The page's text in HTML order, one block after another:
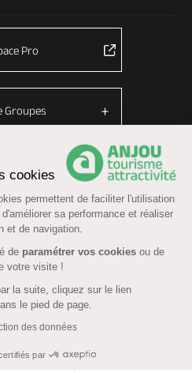
cookies
permettent de faciliter l'utilisation
d'améliorer sa performance et réaliser
et de navigation.
de paramétrer vos cookies ou de
votre visite !
la suite, cliquez sur le lien
le pied de page.
des données
par
Pro
Groupes
du site-Fonctionnement du site
personnelles
Cookies
: partiellement conforme